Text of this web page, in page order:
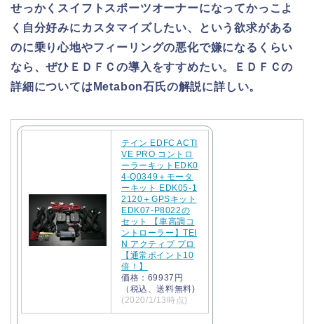
せっかくスイフトスポーツオーナーになってかっこよ
く自分好みにカスタマイズしたい、という欲求がある
のに乗り心地やフィーリングの悪化で嫌になるくらい
なら、ぜひＥＤＦＣの導入をすすめたい。ＥＤＦＣの
詳細についてはMetabon石氏の解説に詳しい。
テイン EDFC ACTI
VE PRO コントロ
ーラーキットEDK0
4-Q0349＋モータ
ーキット EDK05-1
2120＋GPSキット
EDK07-P8022の
セット 【車高調コ
ントローラー】TEI
N アクティブ プロ
【通常ポイント10
倍！】
価格：69937円
（税込、送料無料)
(2020/1/13時点)